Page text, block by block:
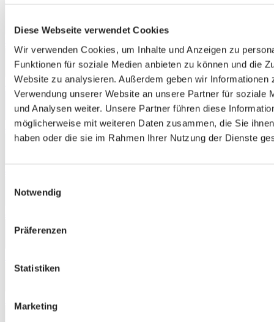
Diese Webseite verwendet Cookies
Wir verwenden Cookies, um Inhalte und Anzeigen zu
Funktionen für soziale Medien anbieten zu können und die
Website zu analysieren. Außerdem geben wir Informationen
Verwendung unserer Website an unsere Partner für soziale
und Analysen weiter. Unsere Partner führen diese
möglicherweise mit weiteren Daten zusammen, die Sie
haben oder die sie im Rahmen Ihrer Nutzung der Dienste
Notwendig
Präferenzen
Statistiken
Marketing
4451
4462